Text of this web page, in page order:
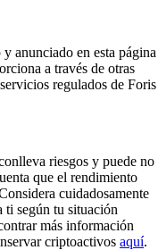
anunciado en esta página
a través de otras
regulados de Foris
riesgos y puede no
que el rendimiento
cuidadosamente
ti según tu situación
más información
criptoactivos aquí.